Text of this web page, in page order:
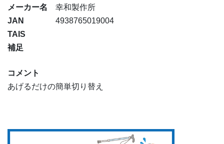
メーカー名
幸和製作所
JAN
4938765019004
TAIS
補足
コメント
あげるだけの簡単切り替え